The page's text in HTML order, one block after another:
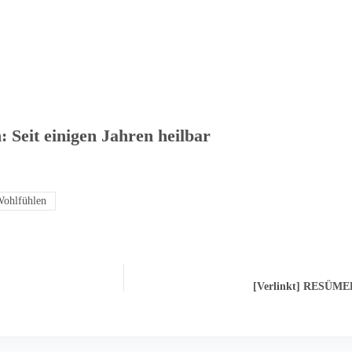
Seit einigen Jahren heilbar
[Verlinkt]